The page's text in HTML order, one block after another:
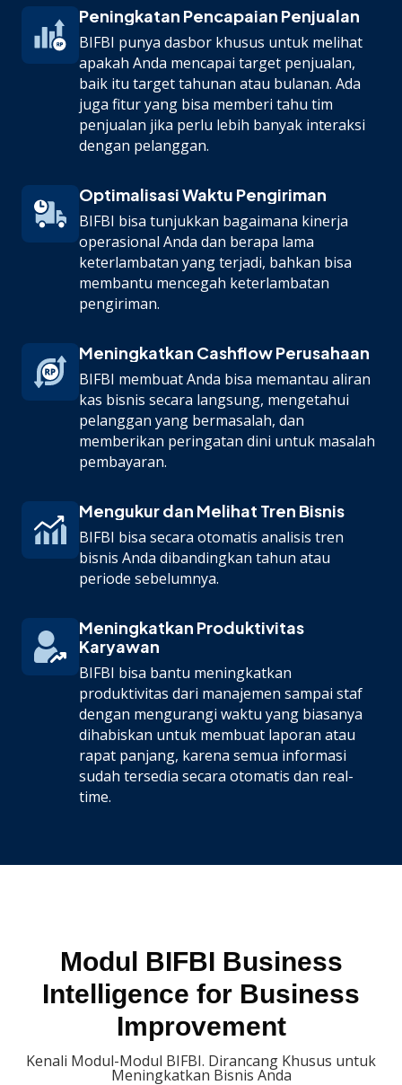
Peningkatan Pencapaian Penjualan
BIFBI punya dasbor khusus untuk melihat
apakah Anda mencapai target penjualan,
baik itu target tahunan atau bulanan. Ada
juga fitur yang bisa memberi tahu tim
penjualan jika perlu lebih banyak interaksi
dengan pelanggan.
Optimalisasi Waktu Pengiriman
BIFBI bisa tunjukkan bagaimana kinerja
operasional Anda dan berapa lama
keterlambatan yang terjadi, bahkan bisa
membantu mencegah keterlambatan
pengiriman.
Meningkatkan Cashflow Perusahaan
BIFBI membuat Anda bisa memantau aliran
kas bisnis secara langsung, mengetahui
pelanggan yang bermasalah, dan
memberikan peringatan dini untuk masalah
pembayaran.
Mengukur dan Melihat Tren Bisnis
BIFBI bisa secara otomatis analisis tren
bisnis Anda dibandingkan tahun atau
periode sebelumnya.
Meningkatkan Produktivitas
Karyawan
BIFBI bisa bantu meningkatkan
produktivitas dari manajemen sampai staf
dengan mengurangi waktu yang biasanya
dihabiskan untuk membuat laporan atau
rapat panjang, karena semua informasi
sudah tersedia secara otomatis dan real-
time.
Modul BIFBI Business
Intelligence for Business
Improvement
Kenali Modul-Modul BIFBI. Dirancang Khusus untuk
Meningkatkan Bisnis Anda